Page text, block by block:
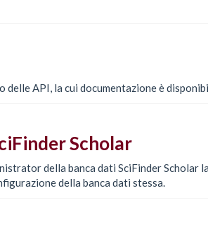
API, la cui documentazione è
Scholar
della banca dati SciFinder Scholar
della banca dati stessa.